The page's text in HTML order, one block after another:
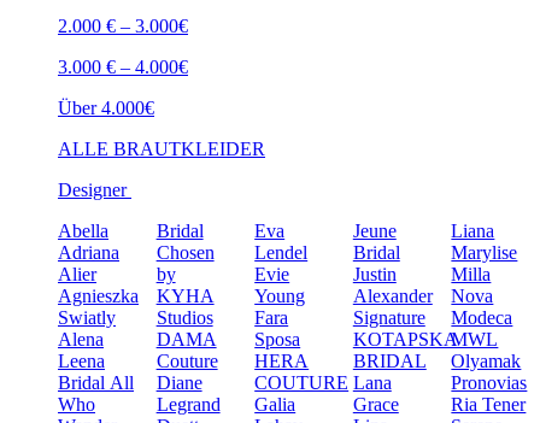
2.000 € – 3.000€
3.000 € – 4.000€
Über 4.000€
ALLE BRAUTKLEIDER
Designer
Abella
Adriana
Alier
Agnieszka
Swiatly
Alena
Leena
Bridal All
Who
Bridal
Chosen
by
KYHA
Studios
DAMA
Couture
Diane
Legrand
Eva
Lendel
Evie
Young
Fara
Sposa
HERA
COUTURE
Galia
Jeune
Bridal
Justin
Alexander
Signature
KOTAPSKA
BRIDAL
Lana
Grace
Liana
Marylise
Milla
Nova
Modeca
MWL
Olyamak
Pronovias
Ria Tener